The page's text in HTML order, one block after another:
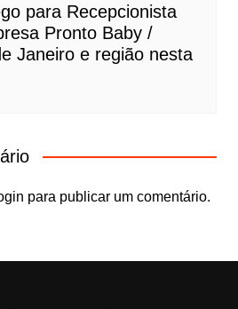
para Recepcionista
Pronto Baby /
Janeiro e região nesta
para publicar um comentário.